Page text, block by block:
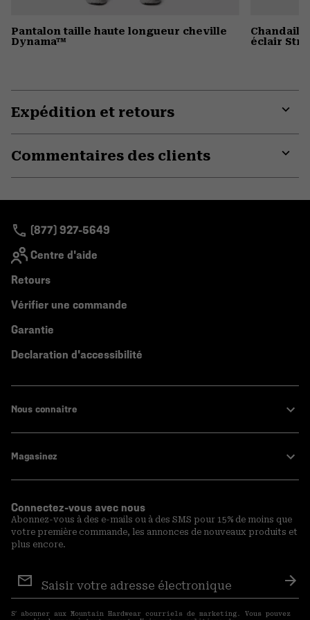
Pantalon taille haute longueur cheville
Dynama™
Chandail
éclair
Expédition et retours
Commentaires des clients
(877) 927-5649
Centre d'aide
Retours
Vérifier une commande
Garantie
Declaration d'accessibilité
Nous connaitre
Magasinez
Connectez-vous avec nous
Abonnez-vous à des e-mails ou à des SMS pour 15% de moins que
votre première commande, les annonces de nouveaux produits et
plus encore.
aux
courriels
S′ abonner aux Mountain Hardwear courriels de marketing. Vous pouvez